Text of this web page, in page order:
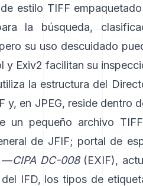
estilo TIFF
la búsqueda,
su uso descuidado
y Exiv2 facilitan su
la estructura del
y, en JPEG, reside dentro
un pequeño archivo
de JFIF; portal de
—CIPA DC-008(EXIF),
IFD, los tipos de